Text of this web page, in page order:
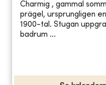
Charmig , gammal
prägel, ursprungligen
1900-tal. Stugan
badrum ...